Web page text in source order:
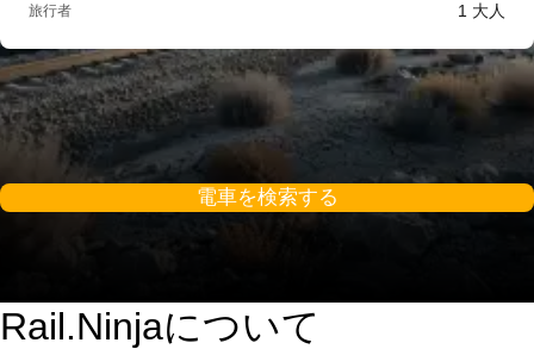
旅行者 1 大人
電車を検索する
Rail.Ninjaについて